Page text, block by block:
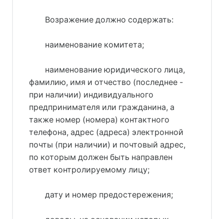
Возражение должно содержать:
наименование комитета;
наименование юридического лица,
фамилию, имя и отчество (последнее -
при наличии) индивидуального
предпринимателя или гражданина, а
также номер (номера) контактного
телефона, адрес (адреса) электронной
почты (при наличии) и почтовый адрес,
по которым должен быть направлен
ответ контролируемому лицу;
дату и номер предостережения;